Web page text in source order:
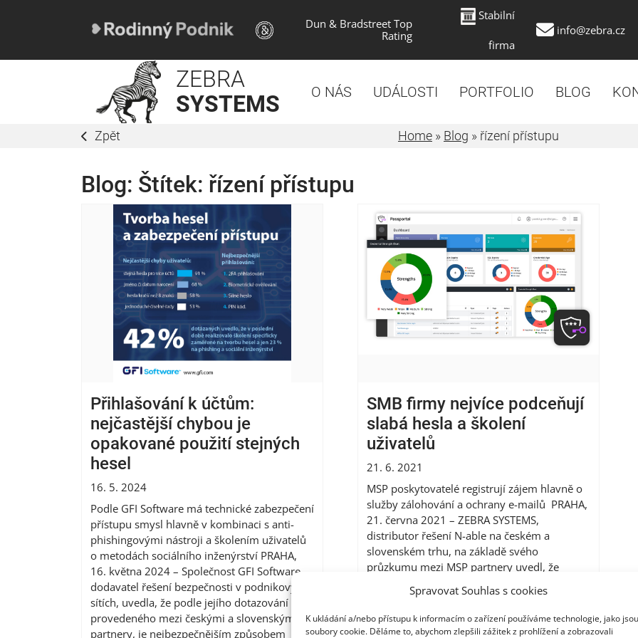
Spravovat Souhlas s cookies
K ukládání a/nebo přístupu k informacím o zařízení používáme technologie, jako jsou
soubory cookie. Děláme to, abychom zlepšili zážitek z prohlížení a zobrazovali
Dun & Bradstreet Top
Rating
Stabilní
firma
info@zebra.cz
ZEBRA
SYSTEMS
O NÁS UDÁLOSTI PORTFOLIO BLOG
Zpět Home » Blog » řízení přístupu
Blog: Štítek: řízení přístupu
Přihlašování k účtům:
nejčastější chybou je
opakované použití stejných
hesel
16. 5. 2024
Podle GFI Software má technické zabezpečení
přístupu smysl hlavně v kombinaci s anti-
phishingovými nástroji a školením uživatelů
o metodách sociálního inženýrství PRAHA,
16. května 2024 – Společnost GFI Software,
dodavatel řešení bezpečnosti v podnikových
sítích, uvedla, že podle jejího dotazování
provedeného mezi českými a slovenskými
partnery, je nejbezpečnějším způsobem
SMB firmy nejvíce podceňují
slabá hesla a školení
uživatelů
21. 6. 2021
MSP poskytovatelé registrují zájem hlavně o
služby zálohování a ochrany e-mailů PRAHA,
21. června 2021 – ZEBRA SYSTEMS,
distributor řešení N-able na českém a
slovenském trhu, na základě svého
průzkumu mezi MSP partnery uvedl, že
hesel a školení uživatelů na kybernetickou
bezpečnost. S ohledem na zvýšené...
Více